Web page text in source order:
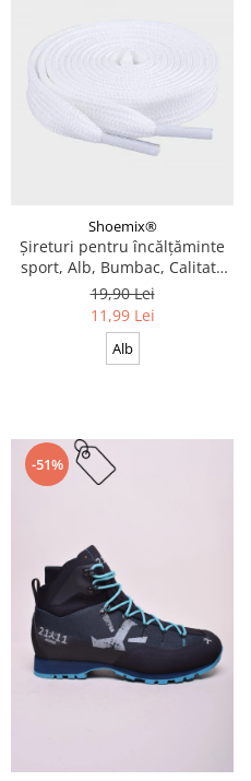
Shoemix®
Șireturi pentru încălțăminte
sport, Alb, Bumbac, Calitate
premium, 100 cm x 0.8 cm
19,90 Lei
11,99 Lei
Alb
-51%